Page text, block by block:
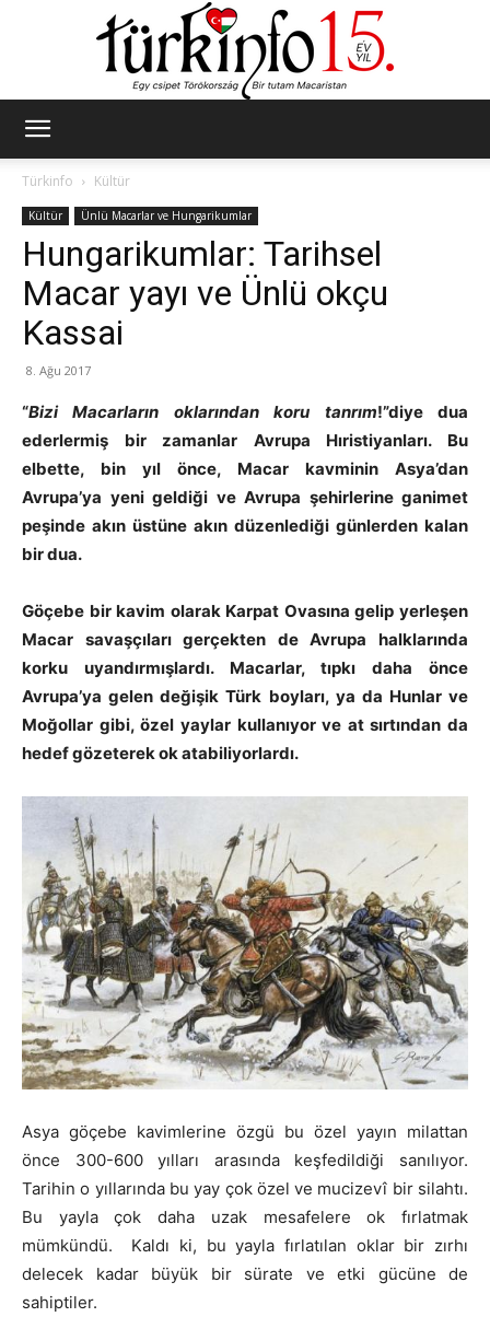
Türkinfo
Kültür
Kültür Ünlü Macarlar ve Hungarikumlar
Hungarikumlar: Tarihsel
Macar yayı ve Ünlü okçu
Kassai
8. Ağu 2017
“Bizi Macarların oklarından koru tanrım!”diye dua
ederlermiş bir zamanlar Avrupa Hıristiyanları. Bu
elbette, bin yıl önce, Macar kavminin Asya’dan
Avrupa’ya yeni geldiği ve Avrupa şehirlerine ganimet
peşinde akın üstüne akın düzenlediği günlerden kalan
bir dua.
Göçebe bir kavim olarak Karpat Ovasına gelip yerleşen
Macar savaşçıları gerçekten de Avrupa halklarında
korku uyandırmışlardı. Macarlar, tıpkı daha önce
Avrupa’ya gelen değişik Türk boyları, ya da Hunlar ve
Moğollar gibi, özel yaylar kullanıyor ve at sırtından da
hedef gözeterek ok atabiliyorlardı.
Asya göçebe kavimlerine özgü bu özel yayın milattan
önce 300-600 yılları arasında keşfedildiği sanılıyor.
Tarihin o yıllarında bu yay çok özel ve mucizevî bir silahtı.
Bu yayla çok daha uzak mesafelere ok fırlatmak
mümkündü. Kaldı ki, bu yayla fırlatılan oklar bir zırhı
delecek kadar büyük bir sürate ve etki gücüne de
sahiptiler.